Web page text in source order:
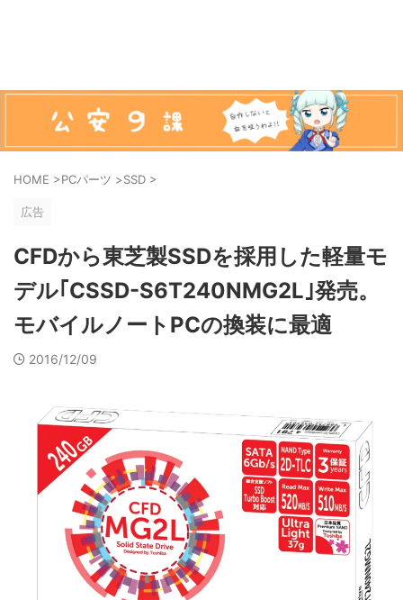
HOME >PCパーツ >SSD >
広告
CFDから東芝製SSDを採用した軽量モ
デル｢CSSD-S6T240NMG2L｣発売。
モバイルノートPCの換装に最適
2016/12/09